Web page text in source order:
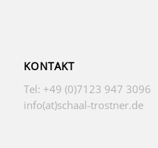
KONTAKT
Tel: +49 (0)7123 947 3096
info(at)schaal-trostner.de